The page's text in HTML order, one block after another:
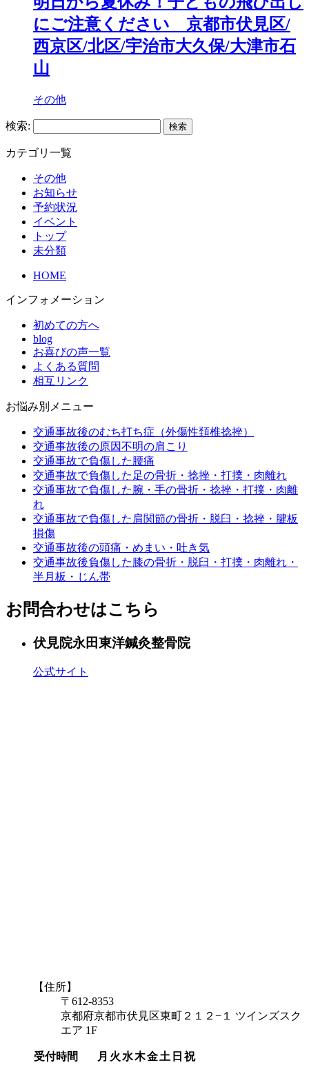
にご注意ください 京都市伏見区/
西京区/北区/宇治市大久保/大津市石
山
その他
検索:
カテゴリ一覧
その他
お知らせ
予約状況
イベント
トップ
未分類
HOME
インフォメーション
初めての方へ
blog
お喜びの声一覧
よくある質問
相互リンク
お悩み別メニュー
交通事故後のむち打ち症（外傷性頚椎捻挫）
交通事故後の原因不明の肩こり
交通事故で負傷した腰痛
交通事故で負傷した足の骨折・捻挫・打撲・肉離れ
交通事故で負傷した腕・手の骨折・捻挫・打撲・肉離
れ
交通事故で負傷した肩関節の骨折・脱臼・捻挫・腱板
損傷
交通事故後の頭痛・めまい・吐き気
交通事故後負傷した膝の骨折・脱臼・打撲・肉離れ・
半月板・じん帯
お問合わせはこちら
伏見院永田東洋鍼灸整骨院
公式サイト
【住所】
〒612-8353
京都府京都市伏見区東町２１２−１ ツインズスク
エア 1F
受付時間 月 火 水木金土 日 祝